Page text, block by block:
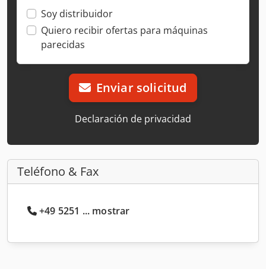
Soy distribuidor
Quiero recibir ofertas para máquinas
parecidas
Enviar solicitud
Declaración de privacidad
Teléfono & Fax
+49 5251 ... mostrar